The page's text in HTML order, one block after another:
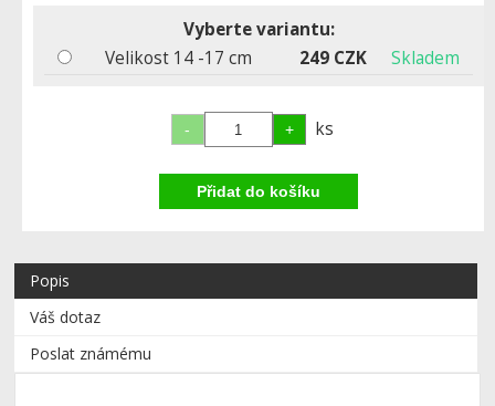
Vyberte variantu:
Velikost 14 -17 cm
249 CZK Skladem
ks
Popis
Váš dotaz
Poslat známému